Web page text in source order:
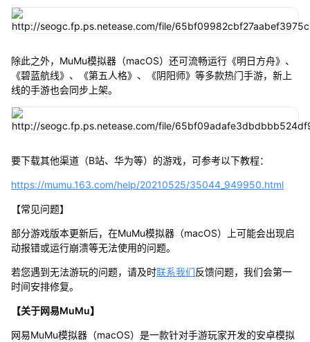
除此之外，MuMu模拟器（macOS）还可流畅运行《明日方舟》、
《碧蓝航线》、《第五人格》、《阴阳师》等多款热门手游，新上
线的手游也会同步上架。
要下载其他渠道（B站、华为等）的游戏，可参考以下教程：
https://mumu.163.com/help/20210525/35044_949950.html
【常见问题】
部分游戏版本更新后，在MuMu模拟器（macOS）上可能会出现启
动报错或运行崩溃等无法使用的问题。
若您遇到无法游玩的问题，请及时联系我们反馈问题，我们会第一
时间安排修复。
【关于网易MuMu】
网易MuMu模拟器（macOS）是一款针对手游玩家开发的安卓模拟